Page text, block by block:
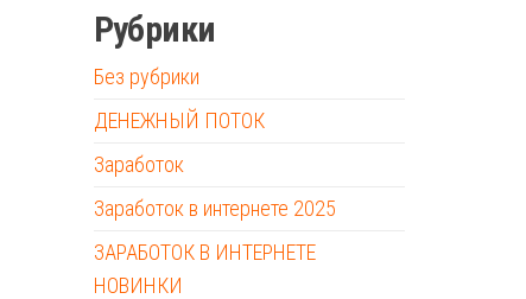
Рубрики
Без рубрики
ДЕНЕЖНЫЙ ПОТОК
Заработок
Заработок в интернете 2025
ЗАРАБОТОК В ИНТЕРНЕТЕ
НОВИНКИ